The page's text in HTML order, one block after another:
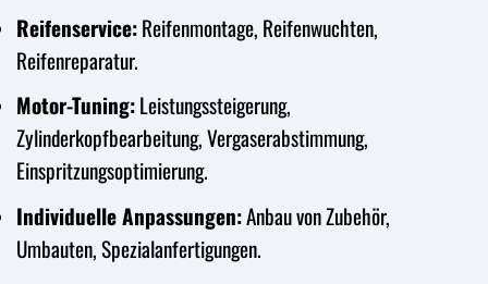
Reifenservice:Reifenmontage, Reifenwuchten,
Reifenreparatur.
Motor-Tuning:Leistungssteigerung,
Zylinderkopfbearbeitung, Vergaserabstimmung,
Einspritzungsoptimierung.
Individuelle Anpassungen:Anbau von Zubehör,
Umbauten, Spezialanfertigungen.